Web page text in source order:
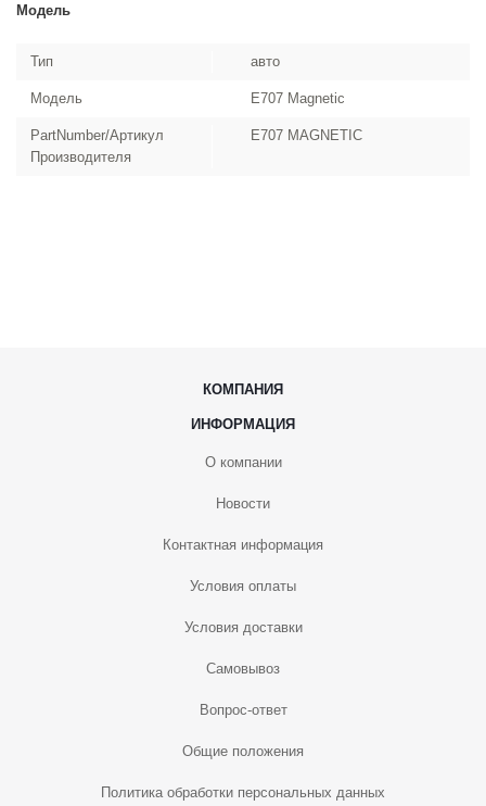
Модель
Тип авто
Модель E707 Magnetic
PartNumber/Артикул
Производителя
E707 MAGNETIC
КОМПАНИЯ
ИНФОРМАЦИЯ
О компании
Новости
Контактная информация
Условия оплаты
Условия доставки
Самовывоз
Вопрос-ответ
Общие положения
Политика обработки персональных данных